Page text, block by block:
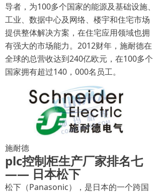
导者，为100多个国家的能源及基础设施、
工业、数据中心及网络、楼宇和住宅市场
提供整体解决方案，在住宅应用领域也拥
有强大的市场能力。2012财年，施耐德在
全球的总营收达到240亿欧元，在100多个
国家拥有超过140，000名员工。
施耐德
plc控制柜生产厂家排名七
—— 日本松下
松下（Panasonic），是日本的一个跨国